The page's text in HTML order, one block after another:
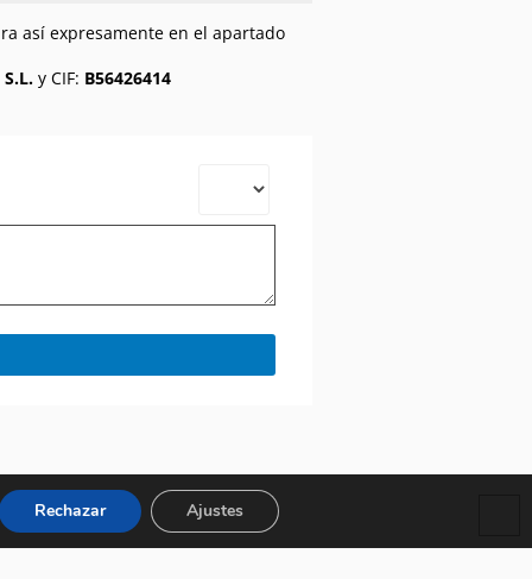
así expresamente en el apartado
y CIF: B56426414
Rechazar Ajustes